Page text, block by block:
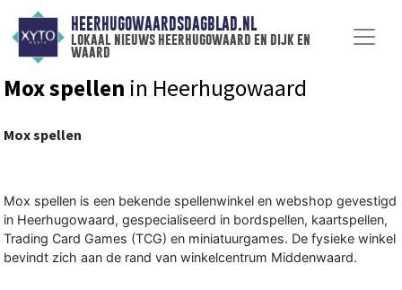
HEERHUGOWAARDSDAGBLAD.NL
lokaal nieuws heerhugowaard en dijk en
waard
Mox spellen in Heerhugowaard
Mox spellen
Mox spellen is een bekende spellenwinkel en webshop gevestigd
in Heerhugowaard, gespecialiseerd in bordspellen, kaartspellen,
Trading Card Games (TCG) en miniatuurgames. De fysieke winkel
bevindt zich aan de rand van winkelcentrum Middenwaard.